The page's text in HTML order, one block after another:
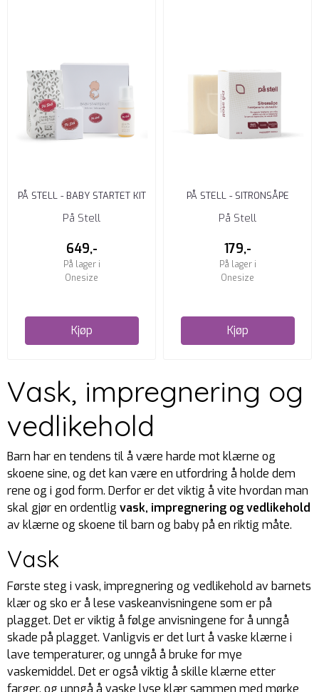
PÅ STELL - BABY STARTET KIT
På Stell
649,-
På lager i
Onesize
Kjøp
PÅ STELL - SITRONSÅPE
På Stell
179,-
På lager i
Onesize
Kjøp
Vask, impregnering og
vedlikehold
Barn har en tendens til å være harde mot klærne og
skoene sine, og det kan være en utfordring å holde dem
rene og i god form. Derfor er det viktig å vite hvordan man
skal gjør en ordentlig vask, impregnering og vedlikehold
av klærne og skoene til barn og baby på en riktig måte.
Vask
Første steg i vask, impregnering og vedlikehold av barnets
klær og sko er å lese vaskeanvisningene som er på
plagget. Det er viktig å følge anvisningene for å unngå
skade på plagget. Vanligvis er det lurt å vaske klærne i
lave temperaturer, og unngå å bruke for mye
vaskemiddel. Det er også viktig å skille klærne etter
farger, og unngå å vaske lyse klær sammen med mørke